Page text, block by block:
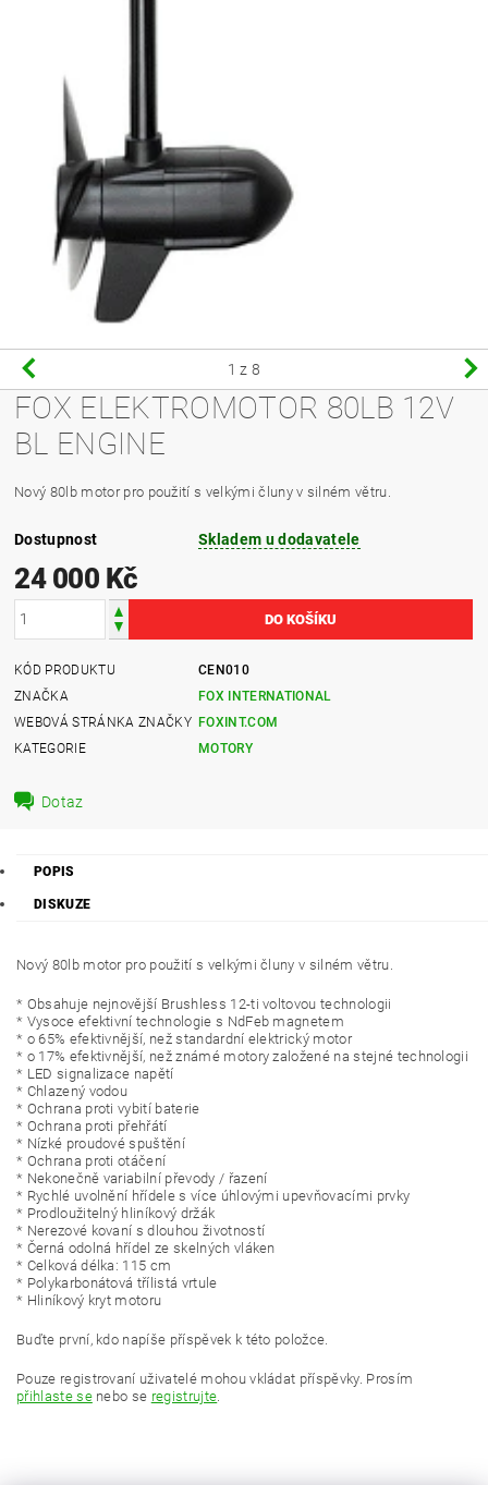
1 z 8
FOX ELEKTROMOTOR 80LB 12V
BL ENGINE
Nový 80lb motor pro použití s velkými čluny v silném větru.
Dostupnost Skladem u dodavatele
24 000 Kč
KÓD PRODUKTU
CEN010
ZNAČKA
FOX INTERNATIONAL
WEBOVÁ STRÁNKA ZNAČKY FOXINT.COM
KATEGORIE
MOTORY
Dotaz
POPIS
DISKUZE
Nový 80lb motor pro použití s velkými čluny v silném větru.
* Obsahuje nejnovější Brushless 12-ti voltovou technologii
* Vysoce efektivní technologie s NdFeb magnetem
* o 65% efektivnější, než standardní elektrický motor
* o 17% efektivnější, než známé motory založené na stejné technologii
* LED signalizace napětí
* Chlazený vodou
* Ochrana proti vybití baterie
* Ochrana proti přehřátí
* Nízké proudové spuštění
* Ochrana proti otáčení
* Nekonečně variabilní převody / řazení
* Rychlé uvolnění hřídele s více úhlovými upevňovacími prvky
* Prodloužitelný hliníkový držák
* Nerezové kovaní s dlouhou životností
* Černá odolná hřídel ze skelných vláken
* Celková délka: 115 cm
* Polykarbonátová třílistá vrtule
* Hliníkový kryt motoru
Buďte první, kdo napíše příspěvek k této položce.
Pouze registrovaní uživatelé mohou vkládat příspěvky. Prosím
přihlaste senebo se registrujte.